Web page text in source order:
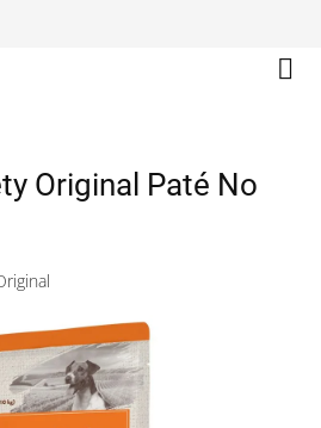
Original Paté No